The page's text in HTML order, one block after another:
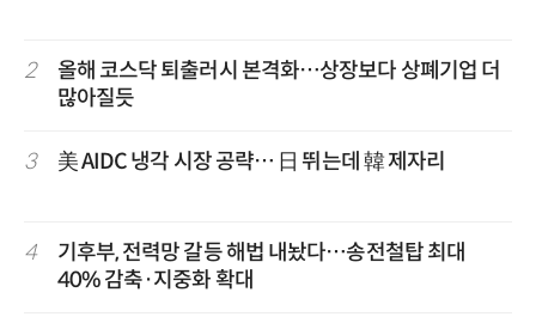
2
올해 코스닥 퇴출러시 본격화…상장보다 상폐기업 더
많아질듯
3 美 AIDC 냉각 시장 공략… 日 뛰는데 韓 제자리
4
기후부, 전력망 갈등 해법 내놨다…송전철탑 최대
40% 감축·지중화 확대